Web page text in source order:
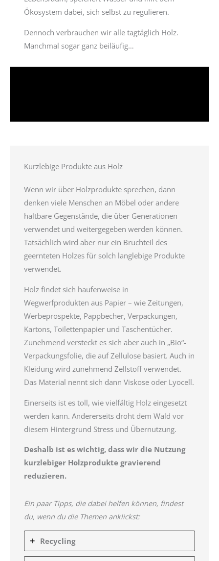
Ökosystem dabei, sich selbst zu regulieren.
Dennoch verbrauchen wir alle tagtäglich Holz.
Manchmal sogar ganz beiläufig…
Kurzlebige Produkte aus Holz
Wenn wir über Holzprodukte sprechen, dann
denken viele Menschen an Möbel oder andere
haltbare Gegenstände, die über Generationen
verwendet und weitergegeben werden können.
Tatsächlich wird aber nur ein Bruchteil des
geernteten Holzes für solch langlebige Produkte
verwendet.
Holz findet sich haufenweise in
Wegwerfprodukten aus Papier – wie Zeitungen,
Werbeprospekte, Pappbecher, Verpackungen,
Kartons, Toilettenpapier und Taschentücher.
Zunehmend versteckt es sich aber auch in „Bio“-
Verpackungsfolie, die auf Zellulose basiert. Auch in
Kleidung wird zunehmend Zellstoff verwendet.
Das Material nennt sich dann Viskose oder Lyocell.
Einerseits ist es toll, wie vielfältig Holz eingesetzt
werden kann. Andererseits droht dem Wald vor
diesem Hintergrund Stress und Übernutzung.
Deshalb ist es wichtig, dass wir die Nutzung
kurzlebiger Holzprodukte gravierend
reduzieren.
Ein paar Tipps, die dabei helfen können, findest
du, wenn du die Themen anklickst:
Recycling